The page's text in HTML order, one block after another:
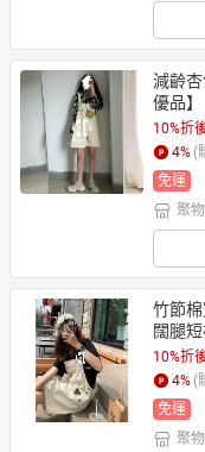
減齡
優品】
10%折
4% (
免運
聚
竹節
闊腿
10%折
4% (
免運
聚